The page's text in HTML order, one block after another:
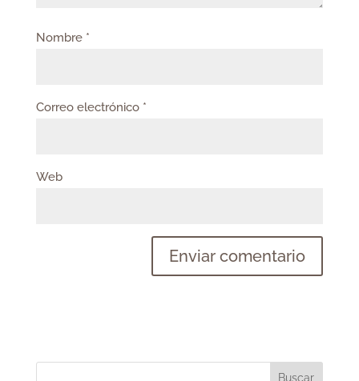
Nombre *
Correo electrónico *
Web
Buscar